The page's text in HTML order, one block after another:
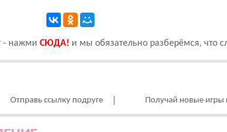
- нажми CЮДА! и мы обязательно разберёмся, что
Отправь ссылку подруге Получай новые игры